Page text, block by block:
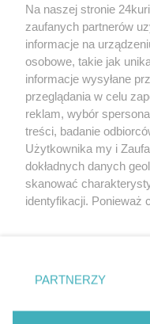
Platforma pyta o
PO: „W polskiej
POGODA
20℃
Zobacz prognozę na 3 dni
Copyright ©
Na naszej stronie
zaufanych partnerów
informacje na
osobowe, takie jak
informacje wysyłane
przeglądania w celu
reklam, wybór
treści, badanie
Użytkownika my i
dokładnych danych
skanować
identyfikacji. Ponieważ
prywatności
. Niektóre rodzaje
PARTNERZY